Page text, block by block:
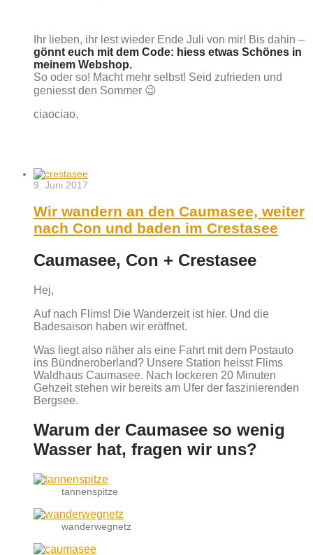
Ihr lieben, ihr lest wieder Ende Juli von mir! Bis dahin –
gönnt euch mit dem Code: hiess etwas Schönes in
meinem Webshop.
So oder so! Macht mehr selbst! Seid zufrieden und
geniesst den Sommer 😉
ciaociao,
9. Juni 2017
Wir wandern an den Caumasee, weiter
nach Con und baden im Crestasee
Caumasee, Con + Crestasee
Hej,
Auf nach Flims! Die Wanderzeit ist hier. Und die
Badesaison haben wir eröffnet.
Was liegt also näher als eine Fahrt mit dem Postauto
ins Bündneroberland? Unsere Station heisst Flims
Waldhaus Caumasee. Nach lockeren 20 Minuten
Gehzeit stehen wir bereits am Ufer der faszinierenden
Bergsee.
Warum der Caumasee so wenig
Wasser hat, fragen wir uns?
tannenspitze
wanderwegnetz